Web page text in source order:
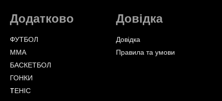
Додатково
ФУТБОЛ
ММА
БАСКЕТБОЛ
ГОНКИ
TЕНІС
Довідка
Довідка
Правила та умови